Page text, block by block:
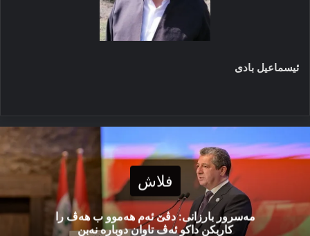
ئیسماعیل بادی
فلاش
مەسرور بارزانی: دڤێ ئەم هەموو ب هەڤ را
کاربکن داکو ئەڤ تاوان دوبارە نەبن